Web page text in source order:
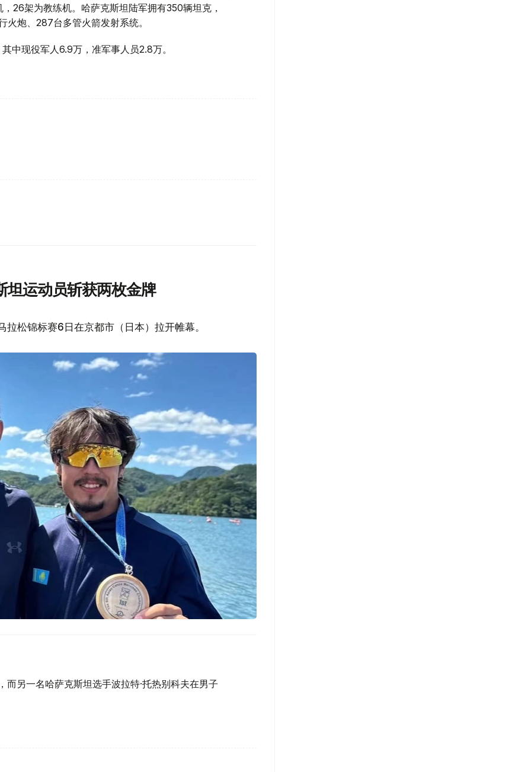
26架为教练机。哈萨克斯坦陆军拥有350辆坦克，
炮、287台多管火箭发射系统。
中现役军人6.9万，准军事人员2.8万。
坦运动员斩获两枚金牌
松锦标赛6日在京都市（日本）拉开帷幕。
另一名哈萨克斯坦选手波拉特·托热别科夫在男子